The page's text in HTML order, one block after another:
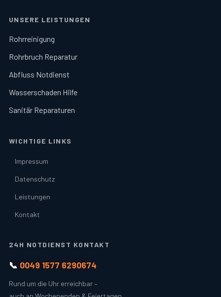
UNSERE LEISTUNGEN
Rohrreinigung
Rohrbruch Reparatur
Abfluss Notdienst
Wasserschaden Hilfe
Sanitär Reparaturen
WICHTIGE LINKS
Impressum
Datenschutz
Leistungen
Kontakt
24H NOTDIENST KONTAKT
📞 0049 1577 6290674
Rund um die Uhr erreichbar –